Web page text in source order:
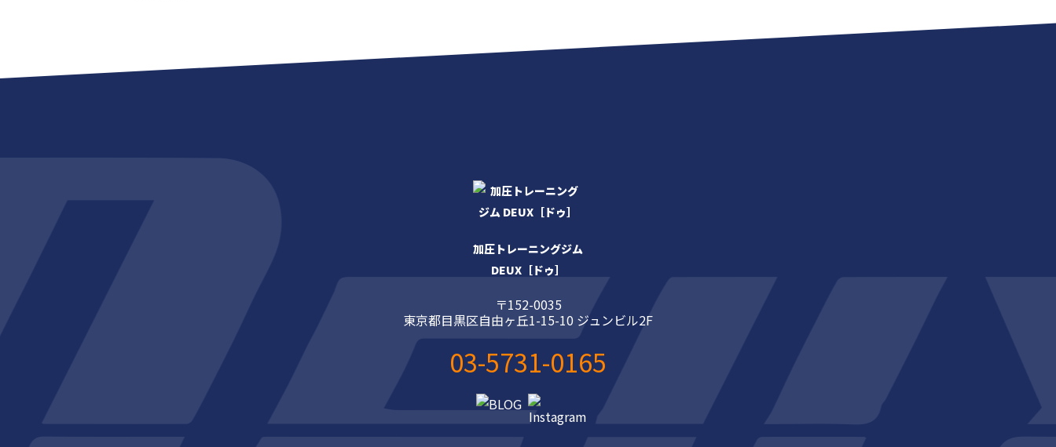
加圧トレーニングジム
DEUX［ドゥ］
〒152-0035
東京都目黒区自由ヶ丘1-15-10 ジュンビル2F
03-5731-0165